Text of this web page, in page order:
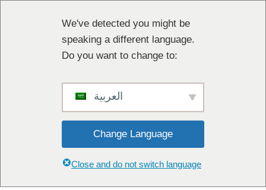
We've detected you might be
speaking a different language.
Do you want to change to:
العربية
Change Language
Close and do not switch language